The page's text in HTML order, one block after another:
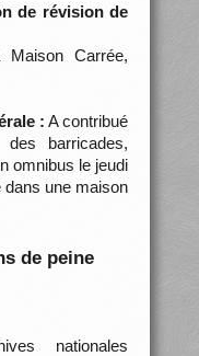
de révision de
Maison Carrée,
: A contribué
barricades,
omnibus le jeudi
une maison
de peine
nationales